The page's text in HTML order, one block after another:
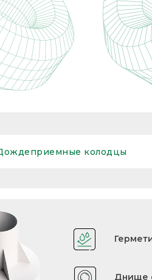
колодцы
Днище